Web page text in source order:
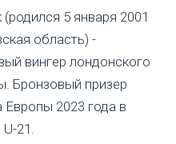
5 января 2001
область) -
вингер лондонского
Бронзовый призер
2023 года в
21.